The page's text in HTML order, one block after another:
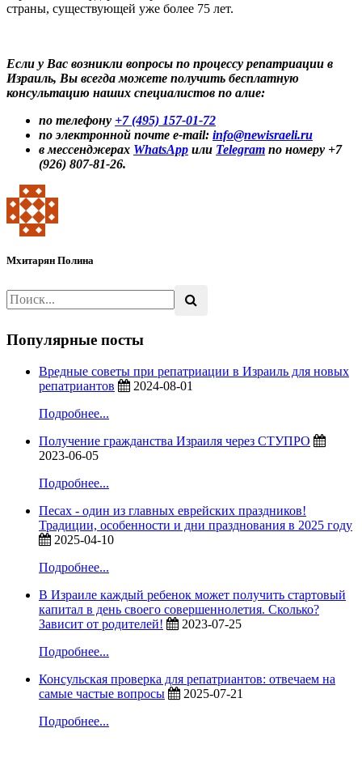
страны, существующей уже более 75 лет.
Если у Вас возникли вопросы по процессу репатриации в
Израиль, Вы всегда можете получить бесплатную
консультацию наших специалистов по алие:
по телефону +7 (495) 157-01-72
по электронной почте e-mail: info@newisraeli.ru
в мессенджерах WhatsApp или Telegram по номеру +7
(926) 807-81-26.
Мхитарян Полина
Популярные посты
Вредные советы при репатриации в Израиль для новых
репатриантов
2024-08-01
Подробнее...
Получение гражданства Израиля через СТУПРО
2023-06-05
Подробнее...
Песах - один из главных еврейских праздников!
Традиции, особенности и дни празднования в 2025 году
2025-04-10
Подробнее...
В Израиле каждый ребенок может получить стартовый
капитал в день своего совершеннолетия. Сколько?
Зависит от родителей!
2023-07-25
Подробнее...
Консульская проверка для репатриантов: отвечаем на
самые частые вопросы
2025-07-21
Подробнее...